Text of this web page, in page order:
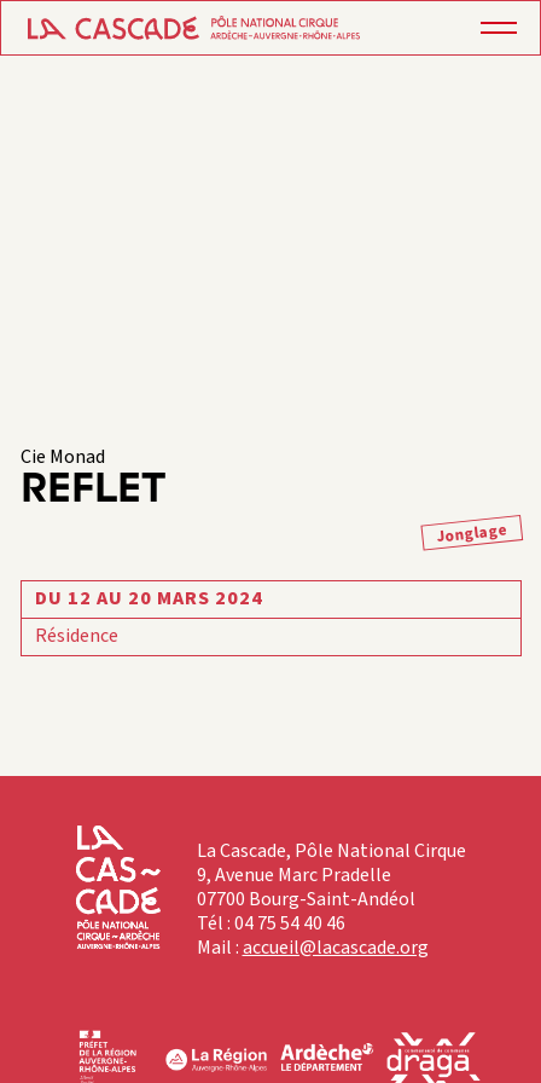
Cie Monad
REFLET
Jonglage
DU 12 AU 20 MARS 2024
Résidence
La Cascade, Pôle National Cirque
9, Avenue Marc Pradelle
07700 Bourg-Saint-Andéol
Tél : 04 75 54 40 46
Mail :accueil@lacascade.org